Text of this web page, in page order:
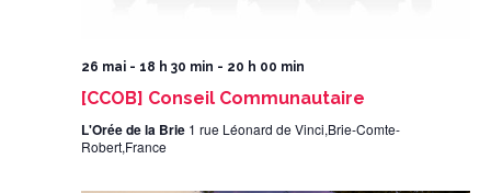
26 mai - 18 h 30 min - 20 h 00 min
[CCOB] Conseil Communautaire
L'Orée de la Brie 1 rue Léonard de Vinci,Brie-Comte-
Robert,France